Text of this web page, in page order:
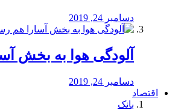
دسامبر 24, 2019
آلودگی هوا به بخش
دسامبر 24, 2019
اقتصاد
بانک